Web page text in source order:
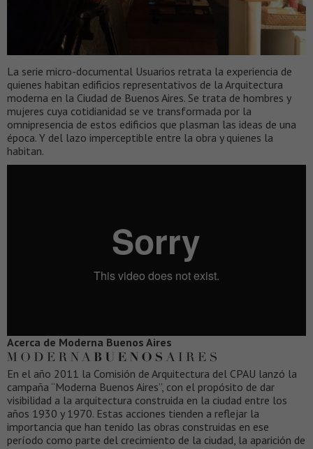
La serie micro-documental Usuarios retrata la experiencia de
quienes habitan edificios representativos de la Arquitectura
moderna en la Ciudad de Buenos Aires. Se trata de hombres y
mujeres cuya cotidianidad se ve transformada por la
omnipresencia de estos edificios que plasman las ideas de una
época. Y del lazo imperceptible entre la obra y quienes la
habitan.
Acerca de Moderna Buenos Aires
En el año 2011 la Comisión de Arquitectura del CPAU lanzó la
campaña “Moderna Buenos Aires”, con el propósito de dar
visibilidad a la arquitectura construida en la ciudad entre los
años 1930 y 1970. Estas acciones tienden a reflejar la
importancia que han tenido las obras construidas en ese
período como parte del crecimiento de la ciudad, la aparición de